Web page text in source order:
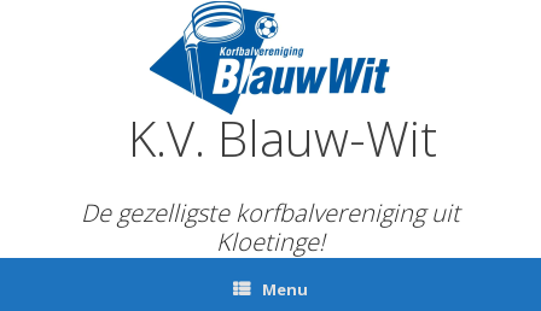
K.V. Blauw-Wit
De gezelligste korfbalvereniging uit
Kloetinge!
Menu